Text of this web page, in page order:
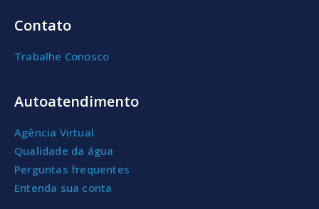
Contato
Trabalhe Conosco
Autoatendimento
Agência Virtual
Qualidade da água
Perguntas frequentes
Entenda sua conta